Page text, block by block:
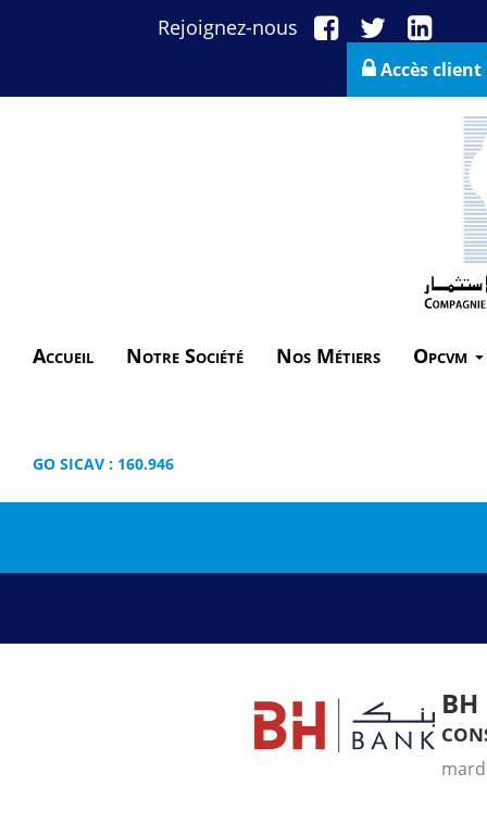
Rejoignez-nous
Accès client
Accueil Notre Société Nos Métiers Opcvm
GO SICAV : 160.946